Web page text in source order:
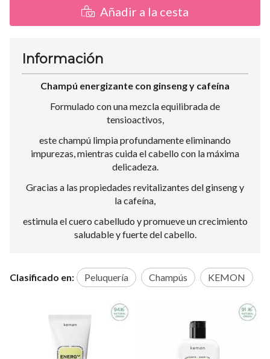
Añadir a la cesta
Información
Champú energizante con ginseng y cafeína
Formulado con una mezcla equilibrada de
tensioactivos,
este champú limpia profundamente eliminando
impurezas, mientras cuida el cabello con la máxima
delicadeza.
Gracias a las propiedades revitalizantes del ginseng y
la cafeína,
estimula el cuero cabelludo y promueve un crecimiento
saludable y fuerte del cabello.
Clasificado en: Peluquería Champús KEMON